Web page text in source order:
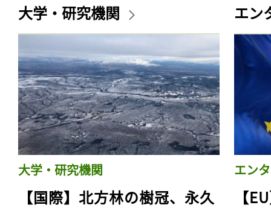
大学・研究機関
大学・研究機関
【国際】北方林の樹冠、永久
エン
エン
【
ログイン
会員登録